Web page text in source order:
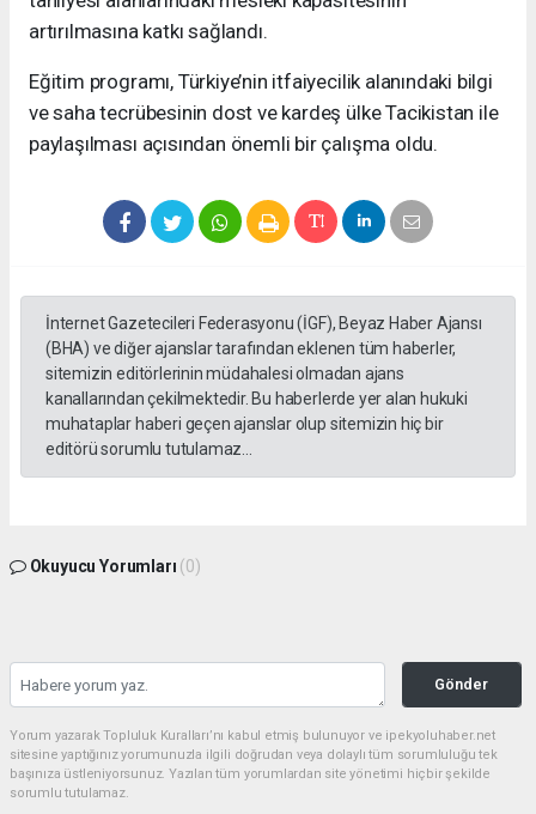
artırılmasına katkı sağlandı.
Eğitim programı, Türkiye’nin itfaiyecilik alanındaki bilgi
ve saha tecrübesinin dost ve kardeş ülke Tacikistan ile
paylaşılması açısından önemli bir çalışma oldu.
İnternet Gazetecileri Federasyonu (İGF), Beyaz Haber Ajansı
(BHA) ve diğer ajanslar tarafından eklenen tüm haberler,
sitemizin editörlerinin müdahalesi olmadan ajans
kanallarından çekilmektedir. Bu haberlerde yer alan hukuki
muhataplar haberi geçen ajanslar olup sitemizin hiç bir
editörü sorumlu tutulamaz...
Okuyucu Yorumları (0)
Gönder
Yorum yazarak Topluluk Kuralları’nı kabul etmiş bulunuyor ve ipekyoluhaber.net
sitesine yaptığınız yorumunuzla ilgili doğrudan veya dolaylı tüm sorumluluğu tek
başınıza üstleniyorsunuz. Yazılan tüm yorumlardan site yönetimi hiçbir şekilde
sorumlu tutulamaz.